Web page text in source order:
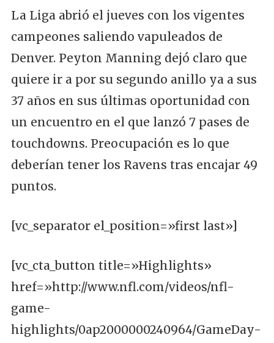
La Liga abrió el jueves con los vigentes
campeones saliendo vapuleados de
Denver. Peyton Manning dejó claro que
quiere ir a por su segundo anillo ya a sus
37 años en sus últimas oportunidad con
un encuentro en el que lanzó 7 pases de
touchdowns. Preocupación es lo que
deberían tener los Ravens tras encajar 49
puntos.
[vc_separator el_position=»first last»]
[vc_cta_button title=»Highlights»
href=»http://www.nfl.com/videos/nfl-
game-
highlights/0ap2000000240964/GameDay-